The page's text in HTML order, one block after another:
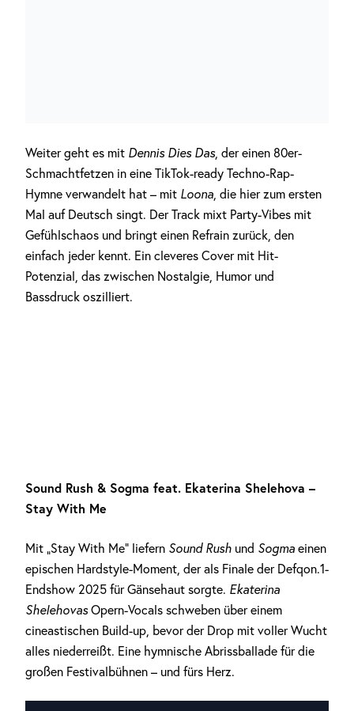
Weiter geht es mit Dennis Dies Das, der einen 80er-
Schmachtfetzen in eine TikTok-ready Techno-Rap-
Hymne verwandelt hat – mit Loona, die hier zum ersten
Mal auf Deutsch singt. Der Track mixt Party-Vibes mit
Gefühlschaos und bringt einen Refrain zurück, den
einfach jeder kennt. Ein cleveres Cover mit Hit-
Potenzial, das zwischen Nostalgie, Humor und
Bassdruck oszilliert.
Sound Rush & Sogma feat. Ekaterina Shelehova –
Stay With Me
Mit „Stay With Me“ liefern Sound Rush und Sogma einen
epischen Hardstyle-Moment, der als Finale der Defqon.1-
Endshow 2025 für Gänsehaut sorgte. Ekaterina
ShelehovasOpern-Vocals schweben über einem
cineastischen Build-up, bevor der Drop mit voller Wucht
alles niederreißt. Eine hymnische Abrissballade für die
großen Festivalbühnen – und fürs Herz.